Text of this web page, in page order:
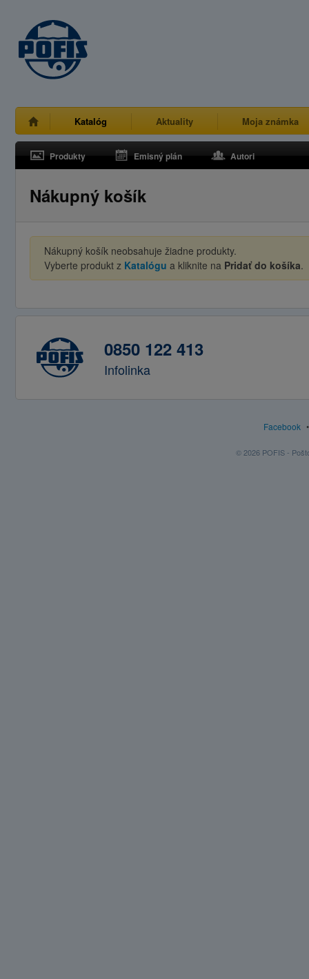
Katalóg Aktuality Moja známka
Produkty Emisný plán Autori
Nákupný košík
Nákupný košík neobsahuje žiadne produkty.
Vyberte produkt z Katalógu a kliknite na Pridať do košíka.
0850 122 413
Infolinka
Facebook
© 2026 POFIS -